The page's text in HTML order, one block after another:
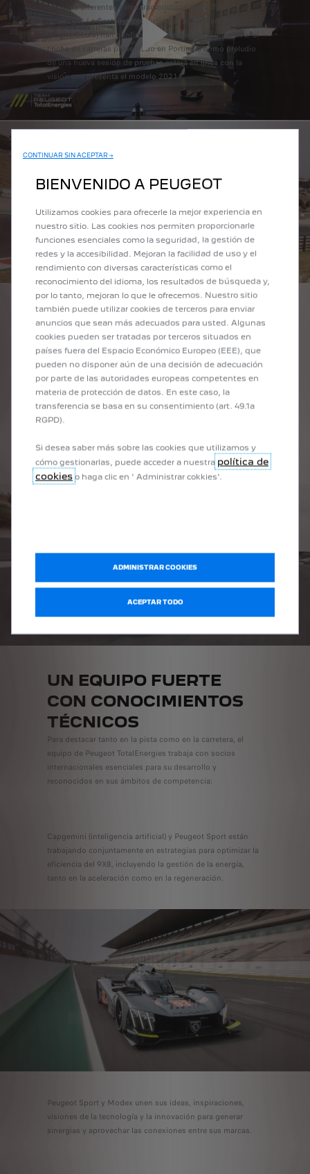
circuitos diferentes con características específicas
(Portimao, Le Castellet, Motorland Aragón, Barcelona y
Magny-Cours) han confirmado este concepto inventivo: el
coche de carreras presentado en Portimao como preludio
de una nueva sesión de pruebas estará en línea con la
visión que presenta el modelo 2021.
El PEUGEOT 9X8 realizó más de 10.000 kilómetros de
pruebas en 25 días.
Al mismo tiempo, el trabajo de homologación del coche se
llevó a cabo con los equipos de la FIA, mientras que los
hombres de François Coudrain, director de tren motriz,
desarrollaron su tren motriz en el banco, en el simulador y
UN EQUIPO FUERTE
CON CONOCIMIENTOS
TÉCNICOS
Para destacar tanto en la pista como en la carretera, el
equipo de Peugeot TotalEnergies trabaja con socios
internacionales esenciales para su desarrollo y
reconocidos en sus ámbitos de competencia:
Capgemini (inteligencia artificial) y Peugeot Sport están
trabajando conjuntamente en estrategias para optimizar la
eficiencia del 9X8, incluyendo la gestión de la energía,
tanto en la aceleración como en la regeneración.
Peugeot Sport y Modex unen sus ideas, inspiraciones,
visiones de la tecnología y la innovación para generar
sinergias y aprovechar las conexiones entre sus marcas.
CONTINUAR SIN ACEPTAR →
BIENVENIDO A PEUGEOT
Utilizamos cookies para ofrecerle la mejor experiencia en
nuestro sitio. Las cookies nos permiten proporcionarle
funciones esenciales como la seguridad, la gestión de
redes y la accesibilidad. Mejoran la facilidad de uso y el
rendimiento con diversas características como el
reconocimiento del idioma, los resultados de búsqueda y,
por lo tanto, mejoran lo que le ofrecemos. Nuestro sitio
también puede utilizar cookies de terceros para enviar
anuncios que sean más adecuados para usted. Algunas
cookies pueden ser tratadas por terceros situados en
países fuera del Espacio Económico Europeo (EEE), que
pueden no disponer aún de una decisión de adecuación
por parte de las autoridades europeas competentes en
materia de protección de datos. En este caso, la
transferencia se basa en su consentimiento (art. 49.1a
RGPD).
Si desea saber más sobre las cookies que utilizamos y
cómo gestionarlas, puede acceder a nuestra política de
cookies o haga clic en ' Administrar cokkies'.
ADMINISTRAR COOKIES
ACEPTAR TODO